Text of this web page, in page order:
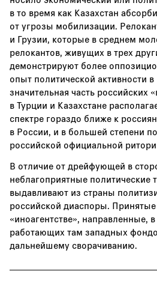
в то время как Казахстан
от угрозы мобилизации.
и Грузии, которые в среднем
релокантов, живущих в трех
демонстрируют более
опыт политической активности
значительная часть российских
в Турции и Казахстане
спектре гораздо ближе к
в России, и в большей степени
российской официальной
В отличие от дрейфующей в
неблагоприятные политические
выдавливают из страны
российской диаспоры.
«иноагентстве», направленные,
работающих там западных
дальнейшему сворачиванию.